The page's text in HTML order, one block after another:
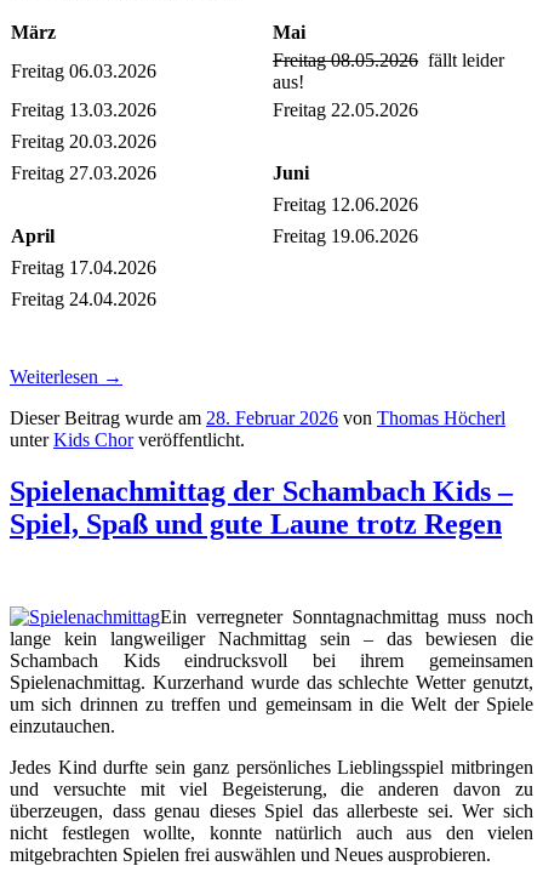
März
Mai
Freitag 06.03.2026
Freitag 08.05.2026 fällt leider
aus!
Freitag 13.03.2026
Freitag 22.05.2026
Freitag 20.03.2026
Freitag 27.03.2026
Juni
Freitag 12.06.2026
April
Freitag 19.06.2026
Freitag 17.04.2026
Freitag 24.04.2026
Weiterlesen →
Dieser Beitrag wurde am 28. Februar 2026 von Thomas Höcherl
unterKids Chorveröffentlicht.
Spielenachmittag der Schambach Kids –
Spiel, Spaß und gute Laune trotz Regen
Ein verregneter Sonntagnachmittag muss noch
lange kein langweiliger Nachmittag sein – das bewiesen die
Schambach Kids eindrucksvoll bei ihrem gemeinsamen
Spielenachmittag. Kurzerhand wurde das schlechte Wetter genutzt,
um sich drinnen zu treffen und gemeinsam in die Welt der Spiele
einzutauchen.
Jedes Kind durfte sein ganz persönliches Lieblingsspiel mitbringen
und versuchte mit viel Begeisterung, die anderen davon zu
überzeugen, dass genau dieses Spiel das allerbeste sei. Wer sich
nicht festlegen wollte, konnte natürlich auch aus den vielen
mitgebrachten Spielen frei auswählen und Neues ausprobieren.